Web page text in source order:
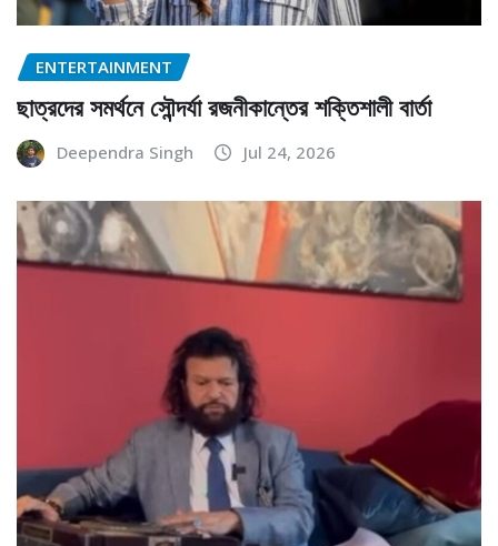
ENTERTAINMENT
ছাত্রদের সমর্থনে সৌন্দর্যা রজনীকান্তের শক্তিশালী বার্তা
Deependra Singh Jul 24, 2026